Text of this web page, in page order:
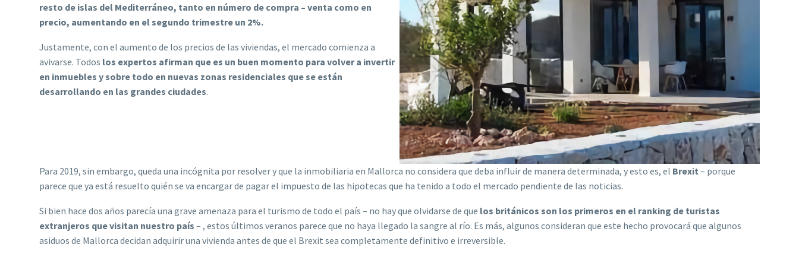
resto de islas del Mediterráneo, tanto en número de compra – venta como en
precio, aumentando en el segundo trimestre un 2%.
Justamente, con el aumento de los precios de las viviendas, el mercado comienza a
avivarse. Todos los expertos afirman que es un buen momento para volver a invertir
en inmuebles y sobre todo en nuevas zonas residenciales que se están
desarrollando en las grandes ciudades.
Para 2019, sin embargo, queda una incógnita por resolver y que la inmobiliaria en Mallorca no considera que deba influir de manera determinada, y esto es, el Brexit – porque
parece que ya está resuelto quién se va encargar de pagar el impuesto de las hipotecas que ha tenido a todo el mercado pendiente de las noticias.
Si bien hace dos años parecía una grave amenaza para el turismo de todo el país – no hay que olvidarse de que los británicos son los primeros en el ranking de turistas
extranjeros que visitan nuestro país – , estos últimos veranos parece que no haya llegado la sangre al río. Es más, algunos consideran que este hecho provocará que algunos
asiduos de Mallorca decidan adquirir una vivienda antes de que el Brexit sea completamente definitivo e irreversible.